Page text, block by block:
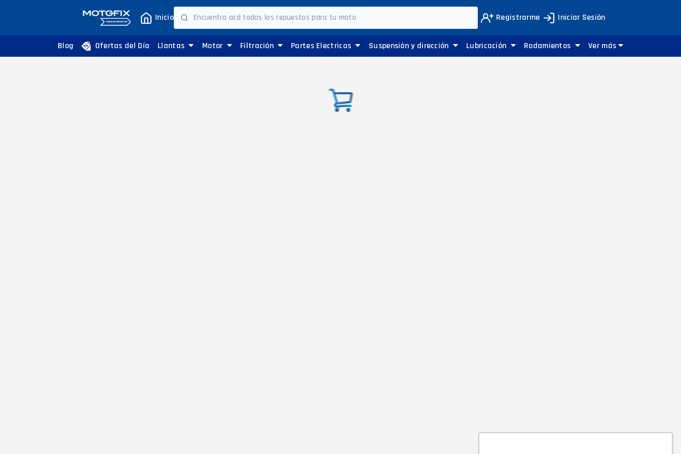
Inicio Registrarme Iniciar Sesión
Blog Ofertas del Día Llantas Motor Filtración Partes Electricas Suspensión y dirección Lubricación Rodamientos Ver más